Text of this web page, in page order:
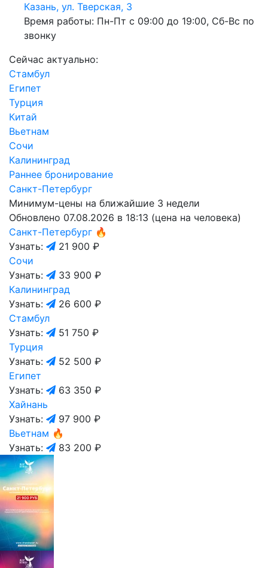
Казань, ул. Тверская, 3
Время работы: Пн-Пт с 09:00 до 19:00, Сб-Вс по
звонку
Сейчас актуально:
Стамбул
Египет
Турция
Китай
Вьетнам
Сочи
Калининград
Раннее бронирование
Санкт-Петербург
Минимум-цены на ближайшие 3 недели
Обновлено 07.08.2026 в 18:13 (цена на человека)
Санкт-Петербург 🔥
Узнать:
21 900 ₽
Сочи
Узнать:
33 900 ₽
Калининград
Узнать:
26 600 ₽
Стамбул
Узнать:
51 750 ₽
Турция
Узнать:
52 500 ₽
Египет
Узнать:
63 350 ₽
Хайнань
Узнать:
97 900 ₽
Вьетнам 🔥
Узнать:
83 200 ₽